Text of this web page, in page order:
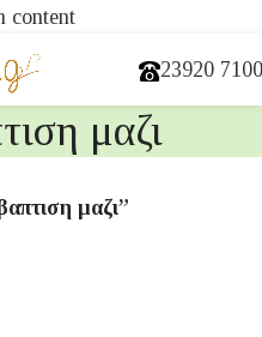
content
23920
μαζι
μαζι”